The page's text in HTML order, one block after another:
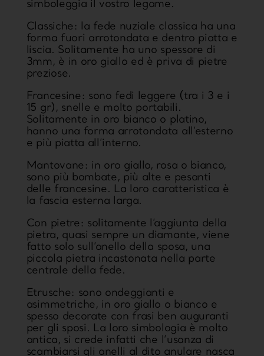
simboleggia il vostro legame.
Classiche:
la fede nuziale classica ha una
forma fuori arrotondata e dentro piatta e
liscia. Solitamente ha uno spessore di
3mm, è in oro giallo ed è priva di pietre
preziose.
Francesine: sono fedi leggere (tra i 3 e i
15 gr), snelle e molto portabili.
Solitamente in oro bianco o platino,
hanno una forma arrotondata all’esterno
e più piatta all’interno.
Mantovane : in oro giallo, rosa o bianco,
sono più bombate, più alte e pesanti
delle francesine. La loro caratteristica è
la fascia esterna larga.
Con pietre: solitamente l’aggiunta della
pietra, quasi sempre un diamante, viene
fatto solo sull’anello della sposa, una
piccola pietra incastonata nella parte
centrale della fede.
Etrusche: sono ondeggianti e
asimmetriche, in oro giallo o bianco e
spesso decorate con frasi ben auguranti
per gli sposi. La loro simbologia è molto
antica, si crede infatti che l’usanza di
scambiarsi gli anelli al dito anulare nasca